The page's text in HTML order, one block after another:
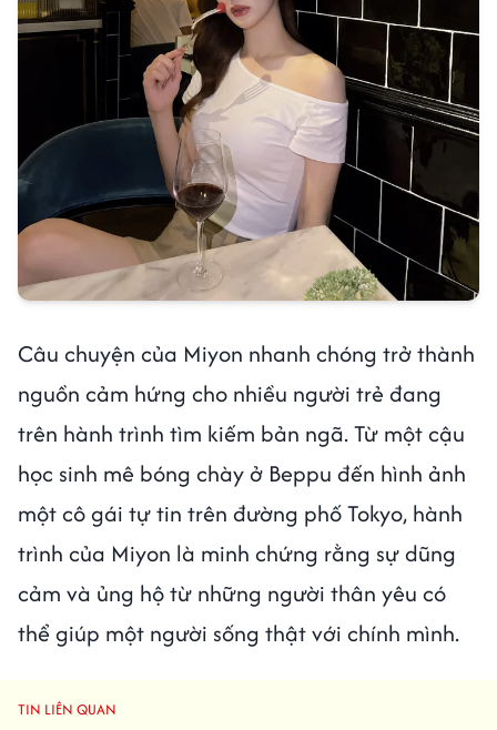
Câu chuyện của Miyon nhanh chóng trở thành
nguồn cảm hứng cho nhiều người trẻ đang
trên hành trình tìm kiếm bản ngã. Từ một cậu
học sinh mê bóng chày ở Beppu đến hình ảnh
một cô gái tự tin trên đường phố Tokyo, hành
trình của Miyon là minh chứng rằng sự dũng
cảm và ủng hộ từ những người thân yêu có
thể giúp một người sống thật với chính mình.
TIN LIÊN QUAN